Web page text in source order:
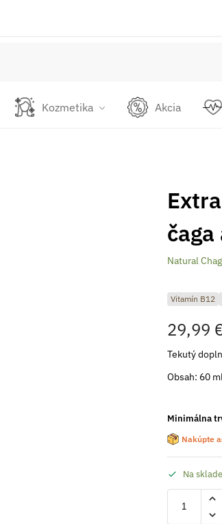
Kozmetika Akcia
Natural
Vitamín B12
29,99
Tekutý
Obsah: 60
Minimálna
Nakúpte
Na